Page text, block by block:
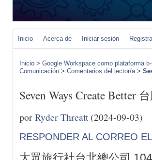
Inicio Acerca de Iniciar sesión
Inicio > Google Workspace como plataforma
Comunicación > Comentarios del lector/a>
Seven Ways Create Better
porRyder Threatt(2024-09-03)
RESPONDER AL CORREO
大眾旅行社台北總公司